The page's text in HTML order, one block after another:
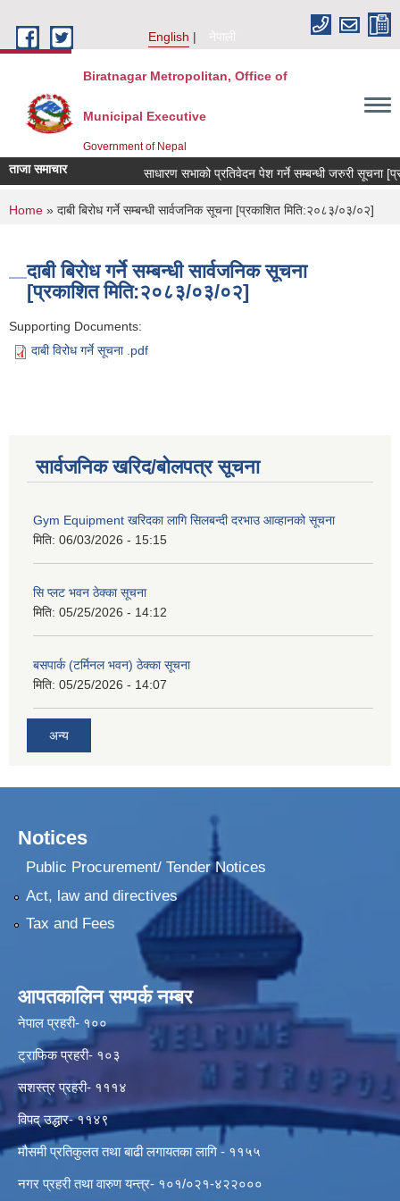
English
नेपाली
Biratnagar Metropolitan, Office of
Municipal Executive
Government of Nepal
ताजा समाचार साधारण सभाको प्रतिवेदन पेश गर्ने सम्बन्धी जरुरी सूचना
You are here
Home » दाबी बिरोध गर्ने सम्बन्धी सार्वजनिक सूचना [प्रकाशित मिति:२०८३/०३/०२]
दाबी बिरोध गर्ने सम्बन्धी सार्वजनिक सूचना
[प्रकाशित मिति:२०८३/०३/०२]
Supporting Documents:
दाबी विरोध गर्ने सूचना .pdf
सार्वजनिक खरिद/बोलपत्र सूचना
Gym Equipment खरिदका लागि सिलबन्दी दरभाउ आव्हानको सूचना
मिति: 06/03/2026 - 15:15
सि प्लट भवन ठेक्का सूचना
मिति: 05/25/2026 - 14:12
बसपार्क (टर्मिनल भवन) ठेक्का सूचना
मिति: 05/25/2026 - 14:07
अन्य
Notices
Public Procurement/ Tender Notices
Act, law and directives
Tax and Fees
आपतकालिन सम्पर्क नम्बर
नेपाल प्रहरी- १००
ट्राफिक प्रहरी- १०३
सशस्त्र प्रहरी- १११४
विपद् उद्धार- ११४९
मौसमी प्रतिकुलत तथा बाढी लगायतका लागि - ११५५
नगर प्रहरी तथा वारुण यन्त्र- १०१/०२१-४२२०००